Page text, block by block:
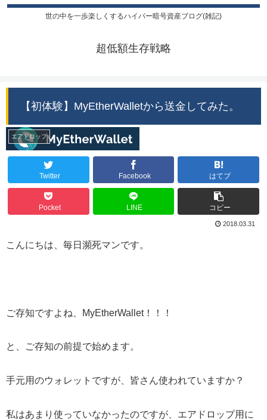
世の中を一歩楽しくするハイパー暗号資産ブログ(雑記)
超低額生存戦略
【初体験】MyEtherWalletから送金してみた。
エアドロップ
Twitter Facebook はてブ
Pocket LINE コピー
2018.03.31
こんにちは、毎日瀕死マンです。
ご存知ですよね、MyEtherWallet！！！
と、ご存知の前提で始めます。
手元用のウォレットですが、皆さん使われていますか？
私はあまり使っていなかったのですが、エアドロップ用に